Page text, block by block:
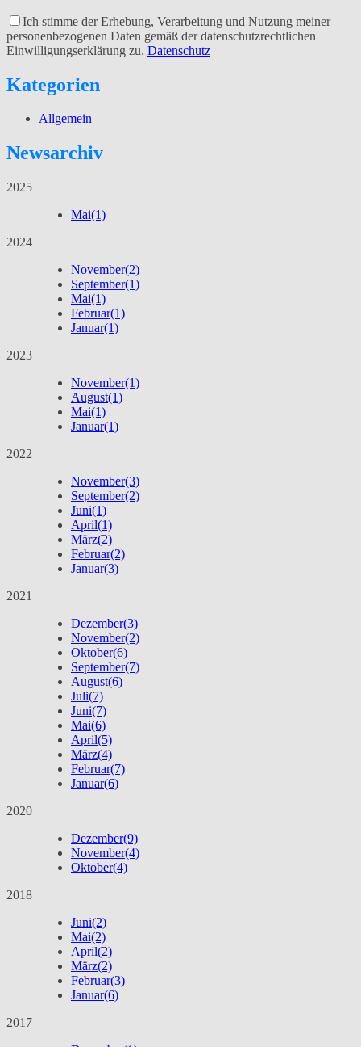
Ich stimme der Erhebung, Verarbeitung und Nutzung meiner
personenbezogenen Daten gemäß der datenschutzrechtlichen
Einwilligungserklärung zu. Datenschutz
Kategorien
Allgemein
Newsarchiv
2025
Mai(1)
2024
November(2)
September(1)
Mai(1)
Februar(1)
Januar(1)
2023
November(1)
August(1)
Mai(1)
Januar(1)
2022
November(3)
September(2)
Juni(1)
April(1)
März(2)
Februar(2)
Januar(3)
2021
Dezember(3)
November(2)
Oktober(6)
September(7)
August(6)
Juli(7)
Juni(7)
Mai(6)
April(5)
März(4)
Februar(7)
Januar(6)
2020
Dezember(9)
November(4)
Oktober(4)
2018
Juni(2)
Mai(2)
April(2)
März(2)
Februar(3)
Januar(6)
2017